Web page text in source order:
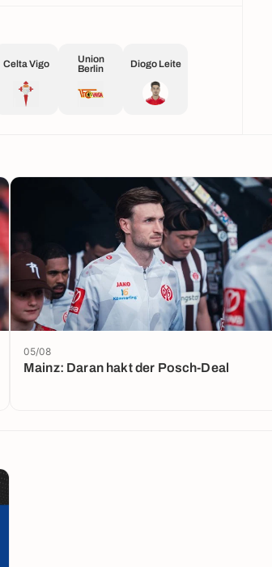
Celta Vigo
Union
Berlin
Diogo Leite
Mainz: Daran hakt der Posch-Deal
05/08